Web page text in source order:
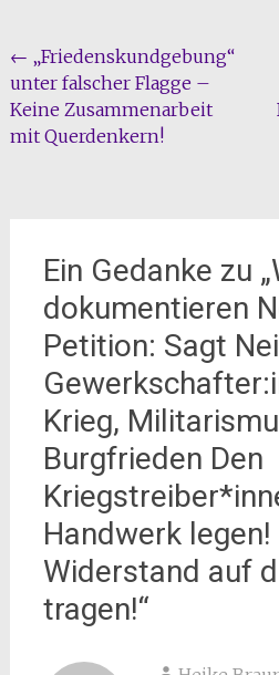
Beitragsnavigation
← „Friedenskundgebung“
unter falscher Flagge –
Keine Zusammenarbeit
mit Querdenkern!
Ein Gedanke zu „
dokumentieren
Petition: Sagt
Krieg,
Burgfrieden Den
Handwerk legen!
Widerstand auf
tragen!“